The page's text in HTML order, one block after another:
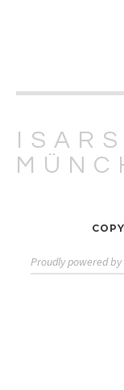
Proudly powered by